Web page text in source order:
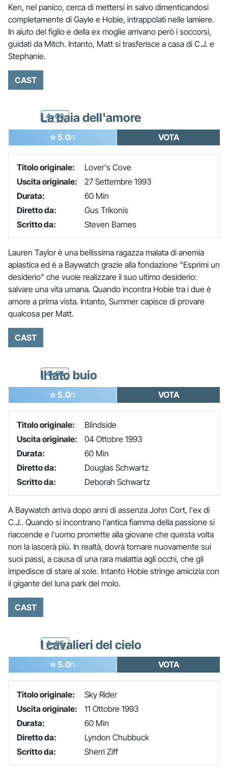
Ken, nel panico, cerca di mettersi in salvo dimenticandosi
completamente di Gayle e Hobie, intrappolati nelle lamiere.
In aiuto del figlio e della ex moglie arrivano però i soccorsi,
guidati da Mitch. Intanto, Matt si trasferisce a casa di C.J. e
Stephanie.
CAST
4x03
La baia dell'amore
5.0/5 VOTA
Titolo originale:
Lover's Cove
Uscita originale:
27 Settembre 1993
Durata:
60 Min
Diretto da:
Gus Trikonis
Scritto da:
Steven Barnes
Lauren Taylor è una bellissima ragazza malata di anemia
aplastica ed è a Baywatch grazie alla fondazione "Esprimi un
desiderio" che vuole realizzare il suo ultimo desiderio:
salvare una vita umana. Quando incontra Hobie tra i due è
amore a prima vista. Intanto, Summer capisce di provare
qualcosa per Matt.
CAST
4x04
Il lato buio
5.0/5 VOTA
Titolo originale:
Blindside
Uscita originale:
04 Ottobre 1993
Durata:
60 Min
Diretto da:
Douglas Schwartz
Scritto da:
Deborah Schwartz
A Baywatch arriva dopo anni di assenza John Cort, l'ex di
C.J.. Quando si incontrano l'antica fiamma della passione si
riaccende e l'uomo promette alla giovane che questa volta
non la lascerà più. In realtà, dovrà tornare nuovamente sui
suoi passi, a causa di una rara malattia agli occhi, che gli
impedisce di stare al sole. Intanto Hobie stringe amicizia con
il gigante del luna park del molo.
CAST
4x05
I cavalieri del cielo
5.0/5 VOTA
Titolo originale:
Sky Rider
Uscita originale:
11 Ottobre 1993
Durata:
60 Min
Diretto da:
Lyndon Chubbuck
Scritto da:
Sherri Ziff